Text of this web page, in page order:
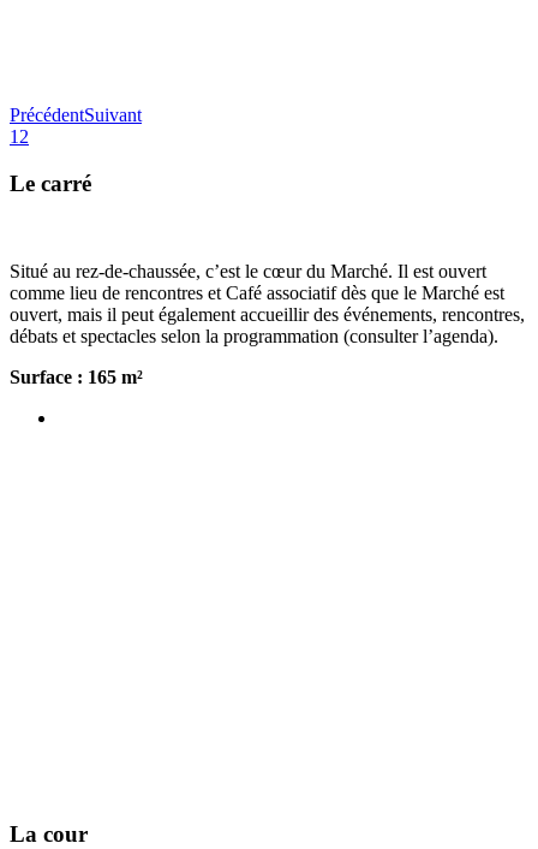
PrécédentSuivant
1 2
Le carré
Situé au rez-de-chaussée, c’est le cœur du Marché. Il est ouvert
comme lieu de rencontres et Café associatif dès que le Marché est
ouvert, mais il peut également accueillir des événements, rencontres,
débats et spectacles selon la programmation (consulter l’agenda).
Surface : 165 m²
La cour